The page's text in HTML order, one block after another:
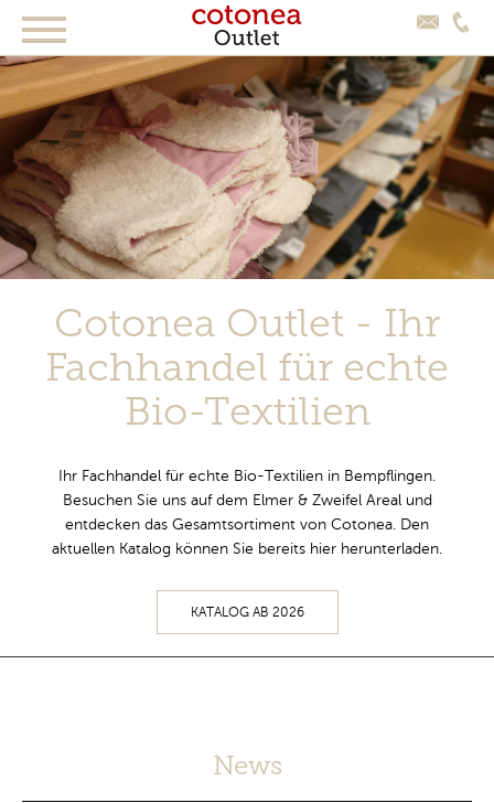
Cotonea Outlet - Ihr
Fachhandel für echte
Bio-Textilien
Ihr Fachhandel für echte Bio-Textilien in Bempflingen.
Besuchen Sie uns auf dem Elmer & Zweifel Areal und
entdecken das Gesamtsortiment von Cotonea. Den
aktuellen Katalog können Sie bereits hier herunterladen.
KATALOG AB 2026
News